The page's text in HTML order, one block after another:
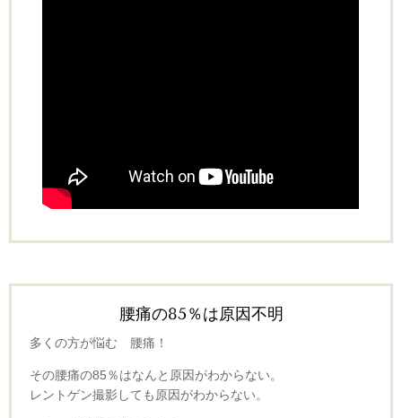
腰痛の85％は原因不明
多くの方が悩む 腰痛！
その腰痛の85％はなんと原因がわからない。
レントゲン撮影しても原因がわからない。